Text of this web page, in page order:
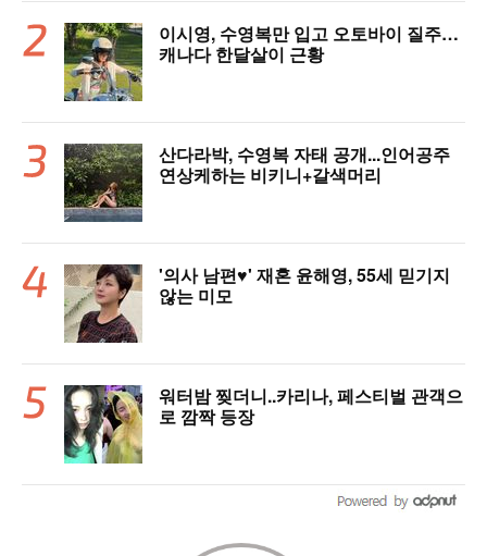
이시영, 수영복만 입고 오토바이 질주…
캐나다 한달살이 근황
산다라박, 수영복 자태 공개...인어공주
연상케하는 비키니+갈색머리
'의사 남편♥' 재혼 윤해영, 55세 믿기지
않는 미모
워터밤 찢더니..카리나, 페스티벌 관객으
로 깜짝 등장